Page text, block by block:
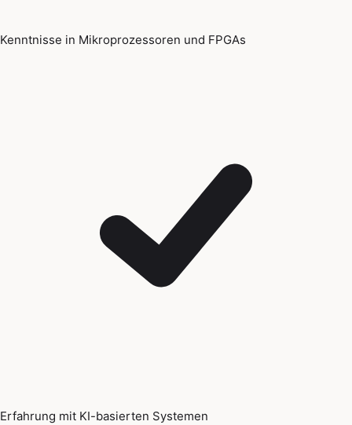
Kenntnisse in Mikroprozessoren und FPGAs
Erfahrung mit KI-basierten Systemen